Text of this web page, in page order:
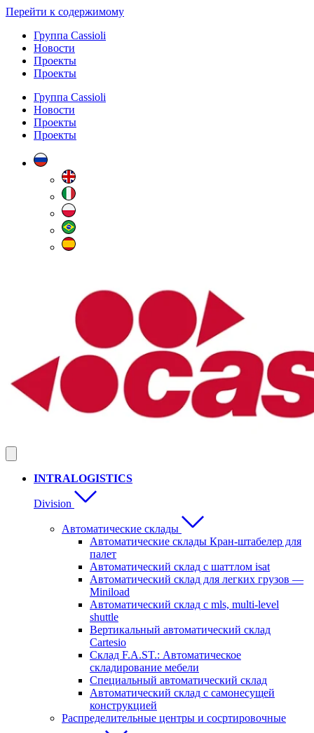
Перейти к содержимому
Группа Cassioli
Новости
Проекты
Проекты
Группа Cassioli
Новости
Проекты
Проекты
INTRALOGISTICS
Division
Автоматические склады
Автоматические склады Кран-штабелер для
палет
Автоматический склад с шаттлом isat
Автоматический склад для легких грузов —
Miniload
Aвтоматический склад с mls, multi-level
shuttle
Вертикальный автоматический склад
Cartesio
Склад F.A.ST.: Автоматическое
складирование мебели
Специальный автоматический склад
Автоматический склад с самонесущей
конструкцией
Распределительные центры и сосртировочные